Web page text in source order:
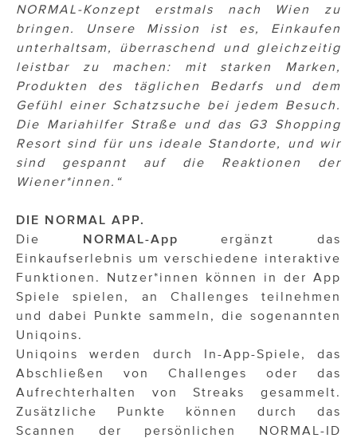
NORMAL-Konzept erstmals nach Wien zu
bringen. Unsere Mission ist es, Einkaufen
unterhaltsam, überraschend und gleichzeitig
leistbar zu machen: mit starken Marken,
Produkten des täglichen Bedarfs und dem
Gefühl einer Schatzsuche bei jedem Besuch.
Die Mariahilfer Straße und das G3 Shopping
Resort sind für uns ideale Standorte, und wir
sind gespannt auf die Reaktionen der
Wiener*innen.“
DIE NORMAL APP.
Die NORMAL-App ergänzt das
Einkaufserlebnis um verschiedene interaktive
Funktionen. Nutzer*innen können in der App
Spiele spielen, an Challenges teilnehmen
und dabei Punkte sammeln, die sogenannten
Uniqoins.
Uniqoins werden durch In-App-Spiele, das
Abschließen von Challenges oder das
Aufrechterhalten von Streaks gesammelt.
Zusätzliche Punkte können durch das
Scannen der persönlichen NORMAL-ID